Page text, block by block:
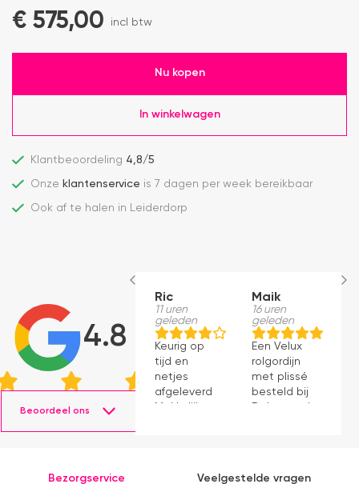
€ 575,00 incl btw
Nu kopen
In winkelwagen
Klantbeoordeling 4,8/5
Onze klantenservice is 7 dagen per week bereikbaar
Ook af te halen in Leiderdorp
4.8
Beoordeel ons
Ric
11 uren
geleden
Keurig op
tijd en
netjes
afgeleverd.
Makkelijk
Maik
16 uren
geleden
Een Velux
rolgordijn
met plissé
besteld bij
Dakraamplaza.
Bezorgservice
Veelgestelde vragen